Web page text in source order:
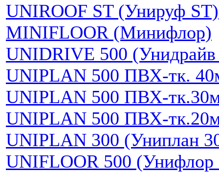
UNIROOF ST (Унируф ST)
MINIFLOOR (Минифлор)
UNIDRIVE 500 (Унидрайв
UNIPLAN 500 ПВХ-тк.
UNIPLAN 500 ПВХ-
UNIPLAN 500 ПВХ-
UNIPLAN 300 (Униплан
UNIFLOOR 500 (Унифлор